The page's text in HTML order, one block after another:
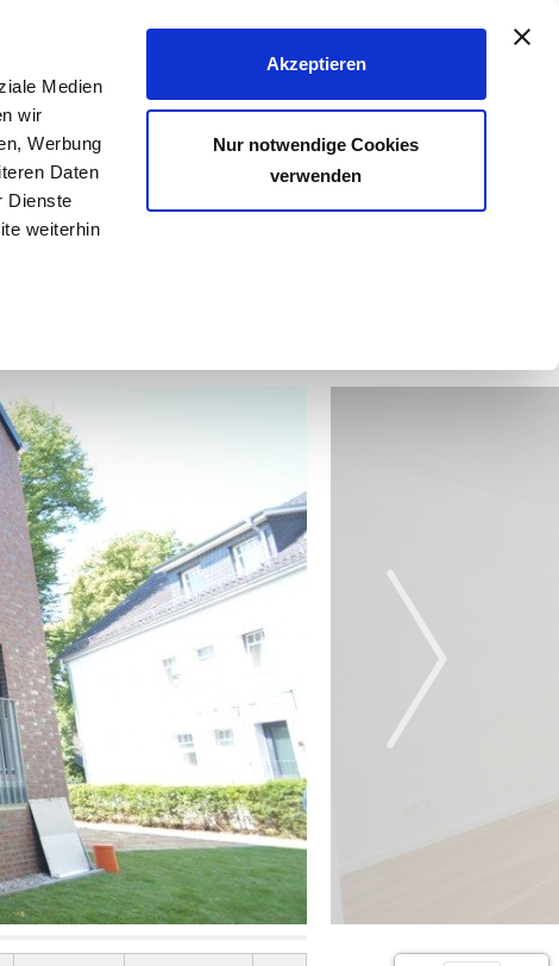
Medien
wir
Werbung
Daten
Dienste
weiterhin
Akzeptieren
Nur notwendige Cookies
verwenden
& VERMIETER KÄUFER & MIETER KONTAKT
Wohnung mit Balkon